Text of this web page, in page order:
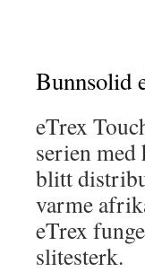
Bunnsolid
eTrex
serien med
blitt
varme
eTrex
slitesterk.